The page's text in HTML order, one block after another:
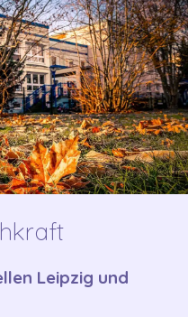
Leipzig und